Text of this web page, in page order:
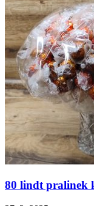
80 lindt pralinek